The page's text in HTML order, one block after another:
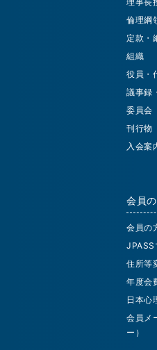
倫理綱
定款・
組織
役員・
議事録
委員会
刊行物
入会案
会員
会員の
JPASS
住所等
年度会
日本心
会員メ
ー）